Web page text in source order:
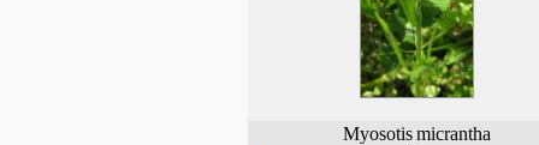
Myosotis micrantha